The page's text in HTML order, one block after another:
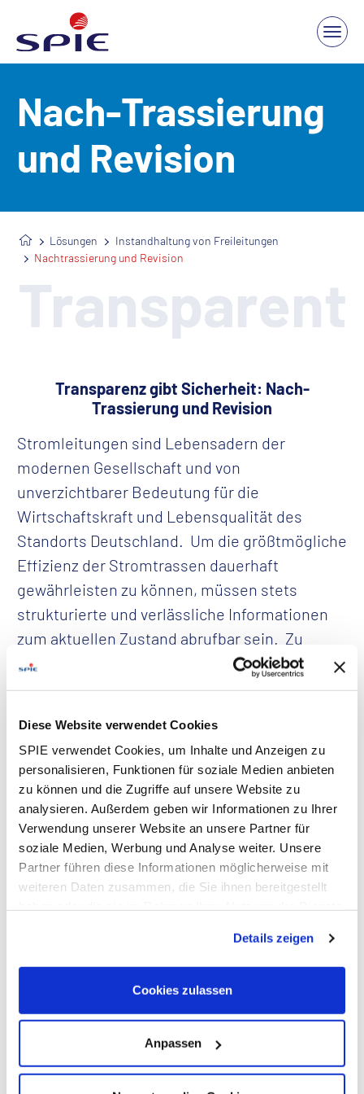
Diese Website verwendet Cookies
SPIE verwendet Cookies, um Inhalte und Anzeigen zu
personalisieren, Funktionen für soziale Medien anbieten
zu können und die Zugriffe auf unsere Website zu
analysieren. Außerdem geben wir Informationen zu Ihrer
Verwendung unserer Website an unsere Partner für
soziale Medien, Werbung und Analyse weiter. Unsere
Partner führen diese Informationen möglicherweise mit
weiteren Daten zusammen, die Sie ihnen bereitgestellt
Verarbeitung Ihrer Daten in den USA ein. Alle weiteren
Informationen zu Cookies finden Sie in unseren
Datenschutzhinweisen.
Details zeigen
Cookies zulassen
Anpassen
Nach-Trassierung
und Revision
Lösungen
Instandhaltung von Freileitungen
Nachtrassierung und Revision
Transparent
Transparenz gibt Sicherheit: Nach-
Trassierung und Revision
Stromleitungen sind Lebensadern der
modernen Gesellschaft und von
unverzichtbarer Bedeutung für die
Wirtschaftskraft und Lebensqualität des
Standorts Deutschland. Um die größtmögliche
Effizienz der Stromtrassen dauerhaft
gewährleisten zu können, müssen stets
strukturierte und verlässliche Informationen
zum aktuellen Zustand abrufbar sein. Zu
diesen Bestandsdaten gehören Angaben zu
Umbauten oder Defiziten am Mast sowie zu
Nur so ist in einer sich ständig verändernden
Umwelt der sichere Betrieb möglich.
Zur Unterstützung der Netzbetreiber setzt Grid
Solutions effiziente Methoden ein. Hierzu
gehören die Datenerfassung per LIDAR sowie
multisensorale Befliegungen (SkyInspection)
zur Kontrolle des Leitungsnetzes. Die so
importiert und in enger Zusammenarbeit mit
dem Kunden in standardisierten Workflows
prozessiert. Seilmechanische Berechnungen
erfolgen verlässlich imFM-Profil.
Durch systematische, weitgehend
automatisierte Aufbereitung der Daten hilft die